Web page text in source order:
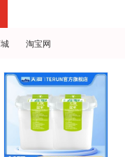
淘宝网